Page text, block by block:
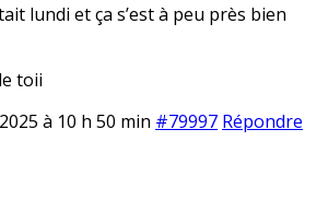
lundi et ça s’est à peu près bien
toii
à 10 h 50 min #79997 Répondre